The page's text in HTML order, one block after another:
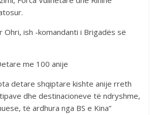
Ohri, ish -komandanti i Brigadës së
me 100 anije
detare shqiptare kishte anije rreth
dhe destinacioneve të ndryshme,
të ardhura nga BS e Kina”